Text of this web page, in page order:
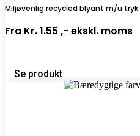
Miljøvenlig recycled blyant m/u tryk
Fra Kr. 1.55 ,- ekskl. moms
Se produkt